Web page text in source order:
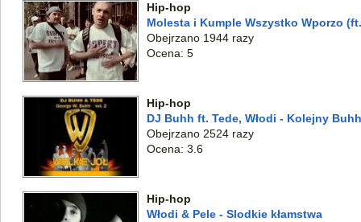
Hip-hop
Molesta i Kumple Wszystko Wporzo
Obejrzano 1944 razy
Ocena: 5
Hip-hop
DJ Buhh ft. Tede, Włodi - Kolejny
Obejrzano 2524 razy
Ocena: 3.6
Hip-hop
Włodi & Pele - Slodkie kłamstwa